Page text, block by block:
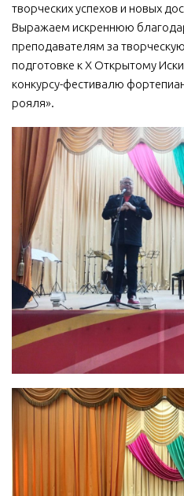
творческих успехов и новых
Выражаем искреннюю
преподавателям за
подготовке к X Открытому
конкурсу-фестивалю
рояля».